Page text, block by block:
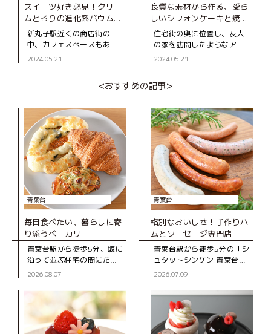
スイーツ好き必見！クリー
ムとろりの進化系バウムク
ーヘン専門店
新丸子駅近くの商店街の
中、カフェスペースもある
バウムクーヘン専門店。 通
く様子が見え、焼きたてホ
2024.05.21
良質な素材から作る、愛ら
しいシフォンケーキと焼き
菓子の店
住宅街の奥に位置し、友人
の家を訪問したようなアッ
トホームなお店「ベアベ
との出合いは、まだシフォ
2024.05.21
<おすすめの記事>
青葉台
毎日食べたい、暮らしに寄
り添うベーカリー
青葉台駅から徒歩5分、坂に
沿って並ぶ住宅の間にたた
ずむ「ブーランジェD316
プンしたベーカリー。木の
ぬくもりを感じる店内のシ
ョー
2026.08.07
青葉台
格別なおいしさ！手作りハ
ムとソーセージ専門店
青葉台駅から徒歩5分の「シ
ュタットシンケン 青葉台本
店」は、手作りハムとソー
の地元で長く親しまれてい
2026.07.09